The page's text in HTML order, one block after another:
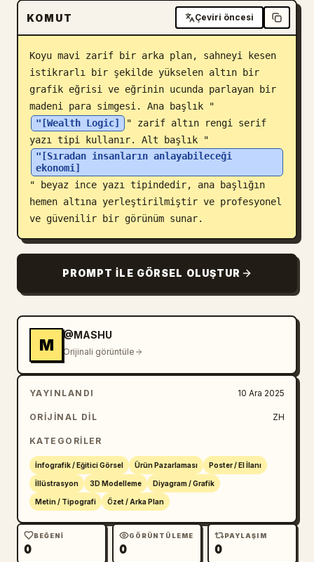
İndir
Blog
Güncellemeler
KOMUT Çeviri öncesi
Koyu mavi zarif bir arka plan, sahneyi kesen
istikrarlı bir şekilde yükselen altın bir
grafik eğrisi ve eğrinin ucunda parlayan bir
madeni para simgesi. Ana başlık "
"[Wealth Logic]
" zarif altın rengi serif
yazı tipi kullanır. Alt başlık "
"[Sıradan insanların anlayabileceği
ekonomi]
" beyaz ince yazı tipindedir, ana başlığın
hemen altına yerleştirilmiştir ve profesyonel
ve güvenilir bir görünüm sunar.
PROMPT ILE GÖRSEL OLUŞTUR
M
@MASHU
Orijinali görüntüle
YAYINLANDI 10 Ara 2025
ORIJINAL DIL ZH
KATEGORILER
İnfografik / Eğitici Görsel Ürün Pazarlaması Poster / El İlanı
İllüstrasyon 3D Modelleme Diyagram / Grafik
Metin / Tipografi Özet / Arka Plan
BEĞENI
0
GÖRÜNTÜLEME
0
PAYLAŞIM
0